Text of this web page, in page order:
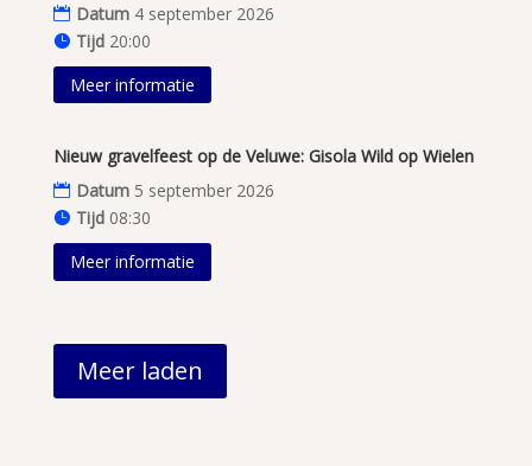
Datum 4 september 2026
Tijd 20:00
Meer informatie
Nieuw gravelfeest op de Veluwe: Gisola Wild op Wielen
Datum 5 september 2026
Tijd 08:30
Meer informatie
Meer laden